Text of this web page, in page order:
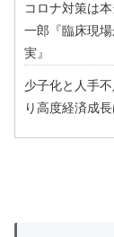
コロナ対策は
一郎『臨床現
実』
少子化と人手
り高度経済成